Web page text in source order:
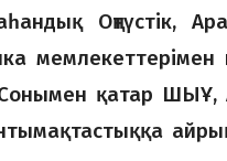
Оңтүстік,
мемлекеттерімен
қатар ШЫҰ,